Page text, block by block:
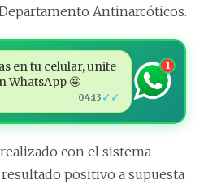
Antinarcóticos.
en tu celular, unite
WhatsApp 🤩
04:13 ✓✓
1
con el sistema
positivo a supuesta